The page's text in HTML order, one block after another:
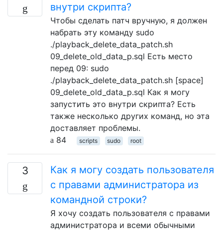
внутри скрипта?
Чтобы сделать патч вручную, я должен
набрать эту команду sudo
./playback_delete_data_patch.sh
09_delete_old_data_p.sql Есть место
перед 09: sudo
./playback_delete_data_patch.sh [space]
09_delete_old_data_p.sql Как я могу
запустить это внутри скрипта? Есть
также несколько других команд, но эта
доставляет проблемы.
84
scripts sudo root
3
Как я могу создать пользователя
с правами администратора из
командной строки?
Я хочу создать пользователя с правами
администратора и всеми обычными